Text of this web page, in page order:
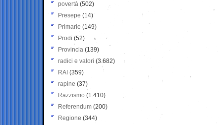
povertà (502)
Presepe (14)
Primarie (149)
Prodi (52)
Provincia (139)
radici e valori (3.682)
RAI (359)
rapine (37)
Razzismo (1.410)
Referendum (200)
Regione (344)